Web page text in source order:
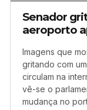
Senador
aeroporto
Imagens que
gritando com
circulam na
vê-se o
mudança no